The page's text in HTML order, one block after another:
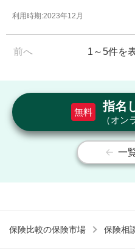
利用時期:2023年12月
前へ 1 ～5件を
無料 指名
（オン
一
保険比較の保険市場 保険相